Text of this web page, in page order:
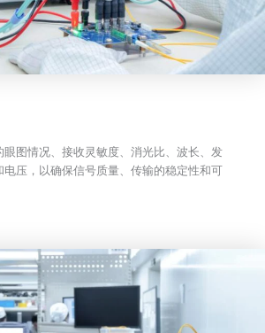
图情况、接收灵敏度、消光比、波长、发
压，以确保信号质量、传输的稳定性和可